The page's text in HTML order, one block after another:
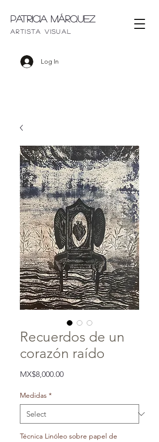
Patricia Márquez
artista visu al
Log In
Recuerdos de un
corazón raído
MX$8,000.00Price
Medidas *
Técnica Linóleo sobre papel de